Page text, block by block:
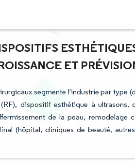
ET
segmente l'industrie par type
dispositif esthétique à ultrasons,
de la peau, remodelage
(hôpital, cliniques de beauté,